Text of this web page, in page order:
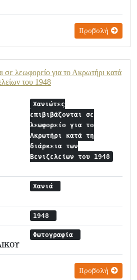
Προβολή
σε λεωφορείο για το Ακρωτήρι κατά
του 1948
Χανιώτες
επιβιβάζονται σε
λεωφορείο για το
Ακρωτήρι κατά τη
διάρκεια των
Βενιζελείων του 1948
Χανιά
1948
Φωτογραφία
Προβολή